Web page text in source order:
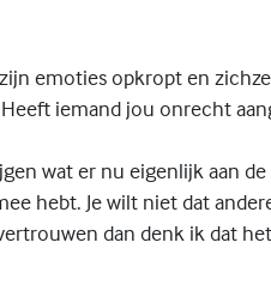
emoties opkropt en
iemand jou onrecht
wat er nu eigenlijk aan de
hebt. Je wilt niet dat
dan denk ik dat